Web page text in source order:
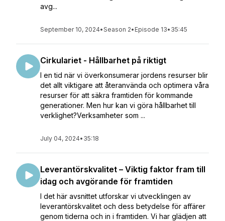
avg...
September 10, 2024•Season 2• Episode 13• 35:45
Cirkulariet - Hållbarhet på riktigt
I en tid när vi överkonsumerar jordens resurser blir
det allt viktigare att återanvända och optimera våra
resurser för att säkra framtiden för kommande
generationer. Men hur kan vi göra hållbarhet till
verklighet?Verksamheter som ...
July 04, 2024• 35:18
Leverantörskvalitet – Viktig faktor fram till
idag och avgörande för framtiden
I det här avsnittet utforskar vi utvecklingen av
leverantörskvalitet och dess betydelse för affärer
genom tiderna och in i framtiden. Vi har glädjen att